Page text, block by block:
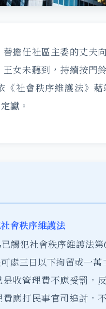
擔任社區主委的丈夫
女未聽到，持續按門
《社會秩序維護法》
讞。
會秩序維護法
觸犯社會秩序維護法
處三日以下拘留或一萬
收管理費不應受罰，
應打民事官司追討，